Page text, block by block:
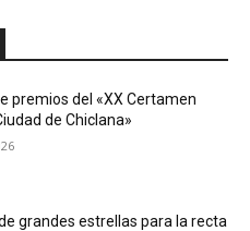
premios del «XX Certamen
de Chiclana»
grandes estrellas para la recta